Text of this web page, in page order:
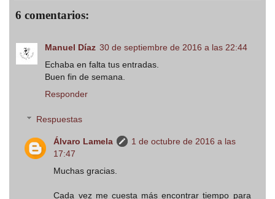
6 comentarios:
Manuel Díaz 30 de septiembre de 2016 a las 22:44
Echaba en falta tus entradas.
Buen fin de semana.
Responder
Respuestas
Álvaro Lamela
1 de octubre de 2016 a las
17:47
Muchas gracias.
Cada vez me cuesta más encontrar tiempo para